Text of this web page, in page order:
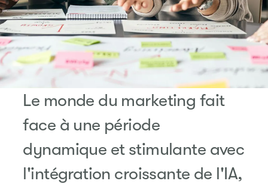
Le monde du marketing fait
face à une période
dynamique et stimulante avec
l'intégration croissante de l'IA,